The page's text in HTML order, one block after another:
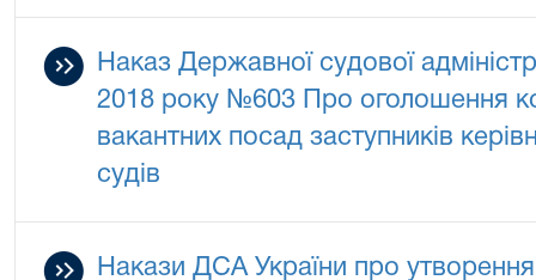
Наказ Державної судової
2018 року №603 Про оголошення
вакантних посад заступників
судів
Накази ДСА України про утворення